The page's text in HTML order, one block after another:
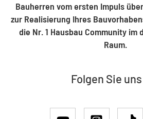
Bauherren vom ersten Impuls
zur Realisierung Ihres
die Nr. 1 Hausbau Community
Raum.
Folgen Sie